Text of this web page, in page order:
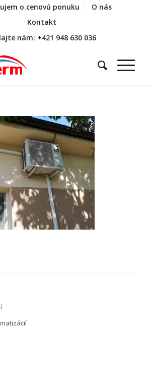
o cenovú ponuku
O nás
Kontakt
nám: +421 948 630 036